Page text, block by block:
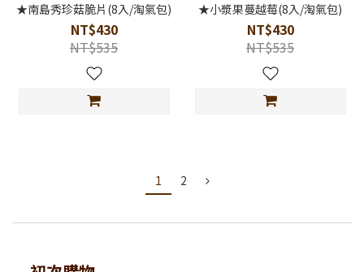
★南島秀珍菇脆片(8入/淘氣包)
NT$430
NT$535
★小漿果蔓越莓(8入/淘氣包)
NT$430
NT$535
1 2